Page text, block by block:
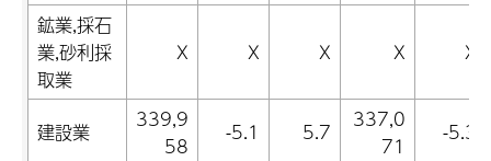
鉱業,採石
業,砂利採
取業
X X X X X
建設業
339,9
58
-5.1 5.7
337,0
71
-5.3